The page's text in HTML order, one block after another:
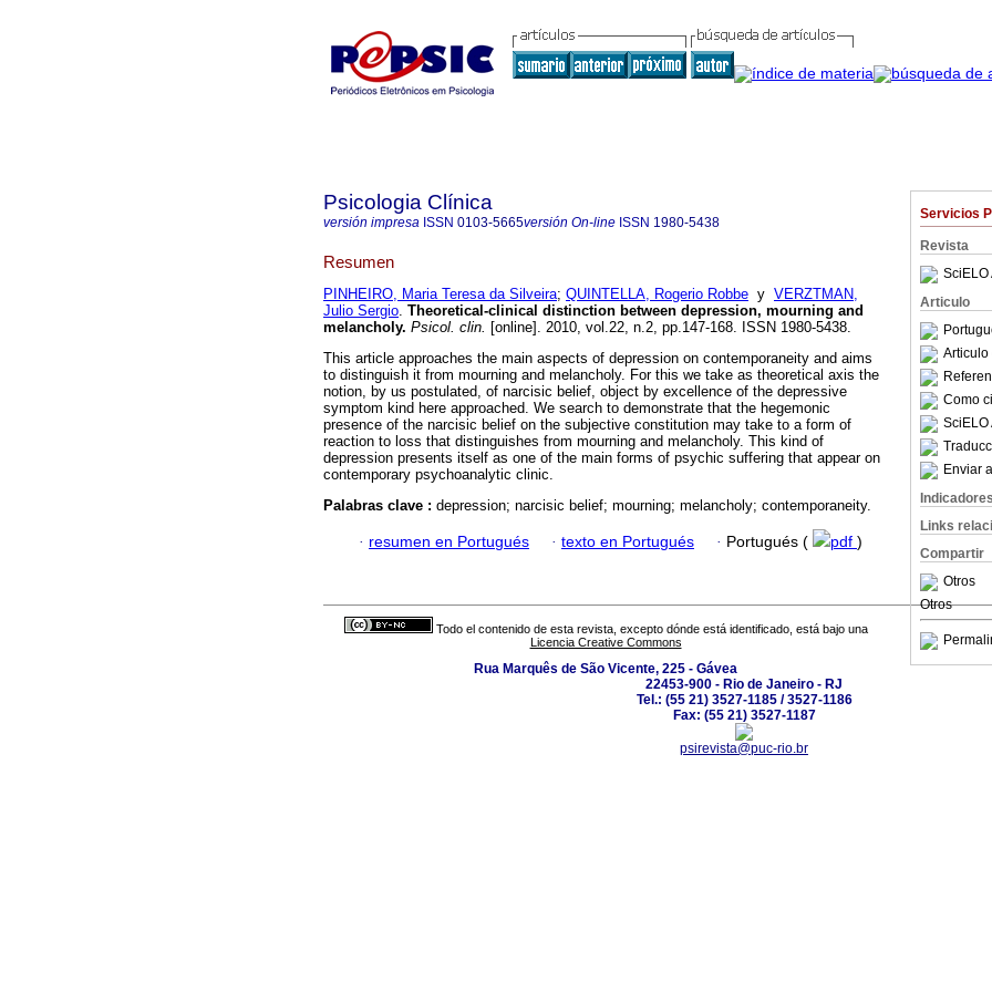
Servicios
Revista
SciELO
Articulo
Articulo
Como
SciELO
Enviar
Indicadores
Links
Compartir
Otros
Otros
Psicologia Clínica
versión impresa ISSN 0103-5665versión On-line ISSN 1980-5438
Resumen
PINHEIRO, Maria Teresa da Silveira; QUINTELLA, Rogerio Robbe y VERZTMAN,
Julio Sergio. Theoretical-clinical distinction between depression, mourning and
melancholy. Psicol. clin. [online]. 2010, vol.22, n.2, pp.147-168. ISSN 1980-5438.
This article approaches the main aspects of depression on contemporaneity and aims
to distinguish it from mourning and melancholy. For this we take as theoretical axis the
notion, by us postulated, of narcisic belief, object by excellence of the depressive
symptom kind here approached. We search to demonstrate that the hegemonic
presence of the narcisic belief on the subjective constitution may take to a form of
reaction to loss that distinguishes from mourning and melancholy. This kind of
depression presents itself as one of the main forms of psychic suffering that appear on
contemporary psychoanalytic clinic.
Palabras clave : depression; narcisic belief; mourning; melancholy; contemporaneity.
· resumen en Portugués · texto en Portugués · Portugués ( pdf )
Todo el contenido de esta revista, excepto dónde está identificado, está bajo una
Licencia Creative Commons
Rua Marquês de São Vicente, 225 - Gávea
22453-900 - Rio de Janeiro - RJ
Tel.: (55 21) 3527-1185 / 3527-1186
Fax: (55 21) 3527-1187
psirevista@puc-rio.br